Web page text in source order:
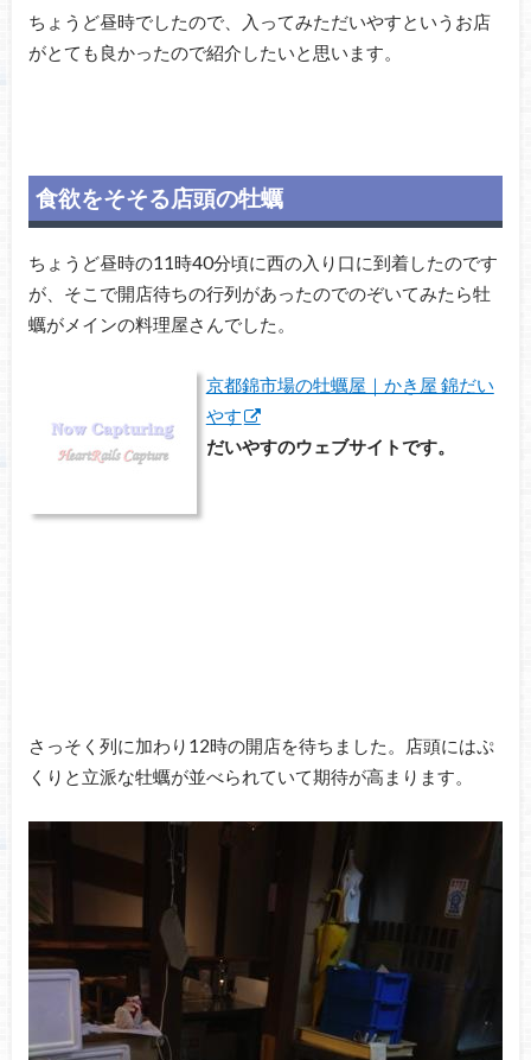
ちょうど昼時でしたので、入ってみただいやすというお店
がとても良かったので紹介したいと思います。
食欲をそそる店頭の牡蠣
ちょうど昼時の11時40分頃に西の入り口に到着したのです
が、そこで開店待ちの行列があったのでのぞいてみたら牡
蠣がメインの料理屋さんでした。
京都錦市場の牡蠣屋｜かき屋 錦だい
やす
だいやすのウェブサイトです。
さっそく列に加わり12時の開店を待ちました。店頭にはぷ
くりと立派な牡蠣が並べられていて期待が高まります。